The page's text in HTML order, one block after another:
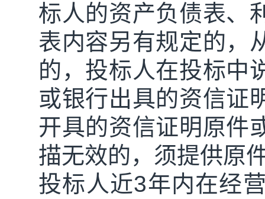
标人的资产负债表、
表内容另有规定的，
的，投标人在投标中
或银行出具的资信证
开具的资信证明原件
描无效的，须提供原
投标人近3年内在经